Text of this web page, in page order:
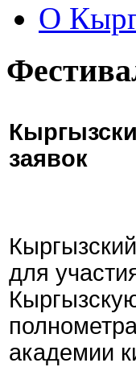
О
заявок
для
академии